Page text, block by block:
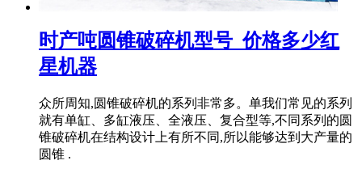
时产吨圆锥破碎机型号_价格多少红
星机器
众所周知,圆锥破碎机的系列非常多。单我们常见的系列
就有单缸、多缸液压、全液压、复合型等,不同系列的圆
锥破碎机在结构设计上有所不同,所以能够达到大产量的
圆锥 .